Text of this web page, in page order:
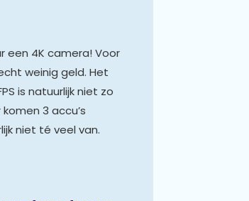
een 4K camera! Voor
weinig geld. Het
is natuurlijk niet zo
3 accu’s
niet té veel van.